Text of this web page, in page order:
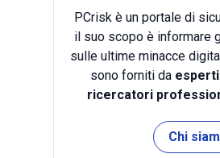
PCrisk è un portale di
il suo scopo è informare
sulle ultime minacce
sono forniti da
ricercatori
Chi